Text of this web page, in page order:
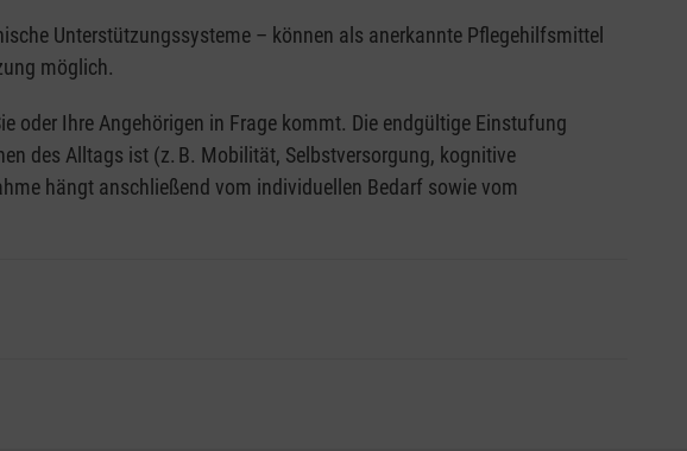
Unterstützungssysteme – können als anerkannte Pflegehilfsmittel
möglich.
oder Ihre Angehörigen in Frage kommt. Die endgültige Einstufung
des Alltags ist (z. B. Mobilität, Selbstversorgung, kognitive
hängt anschließend vom individuellen Bedarf sowie vom